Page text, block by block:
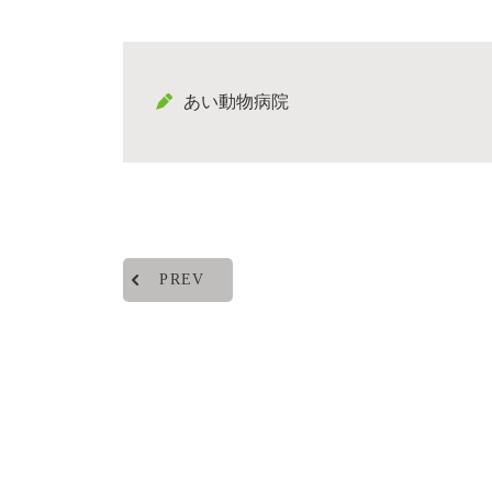
あい動物病院
PREV